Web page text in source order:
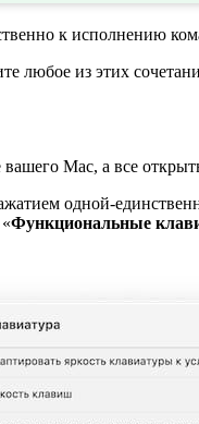
к исполнению
любое из этих
Mac, а все
одной-
Функциональные